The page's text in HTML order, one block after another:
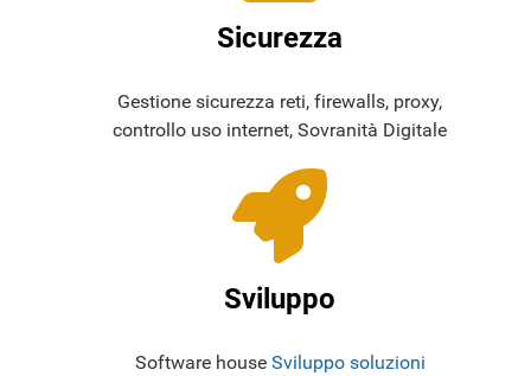
Sicurezza
Gestione sicurezza reti, firewalls, proxy,
controllo uso internet, Sovranità Digitale
Sviluppo
Software house Sviluppo soluzioni